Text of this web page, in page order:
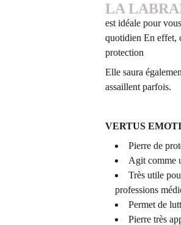
LA
est idéale pour
quotidien En effet,
protection
Elle saura
assaillent parfois.
VERTUS
Pierre de
Agit comme
Très utile
professions
Permet de
Pierre très